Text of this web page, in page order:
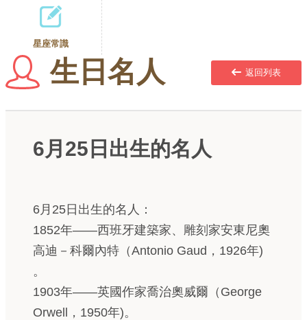
星座常識
生日名人 返回列表
6月25日出生的名人
6月25日出生的名人：
1852年——西班牙建築家、雕刻家安東尼奧
高迪－科爾內特（Antonio Gaud，1926年)
。
1903年——英國作家喬治奧威爾（George
Orwell，1950年)。